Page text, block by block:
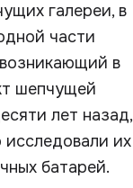
галереи, в
части
в
шепчущей
лет назад,
исследовали их
батарей.